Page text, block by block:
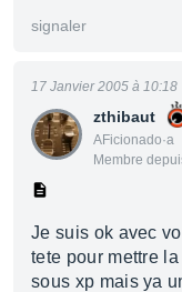
signaler
zthibaut
AFicionado·a
Membre
17 Janvier 2005 à 10:18
Je suis ok avec
tete pour mettre
sous xp mais ya